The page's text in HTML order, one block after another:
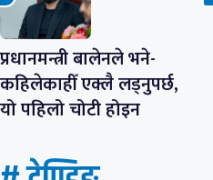
प्रधानमन्त्री बालेनले भने-
कहिलेकाहीँ एक्लै लड्नुपर्छ,
यो पहिलो चोटी होइन